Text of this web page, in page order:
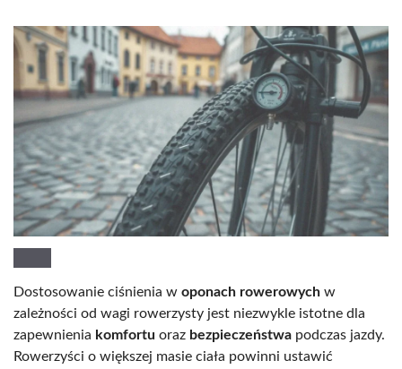
Dostosowanie ciśnienia w oponach rowerowych w
zależności od wagi rowerzysty jest niezwykle istotne dla
zapewnienia komfortu oraz bezpieczeństwa podczas jazdy.
Rowerzyści o większej masie ciała powinni ustawić